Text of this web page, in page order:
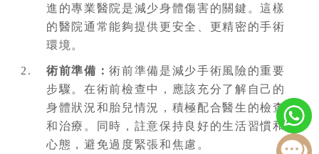
進的專業醫院是減少身體傷害的關鍵。這樣
的醫院通常能夠提供更安全、更精密的手術
環境。
術前準備：術前準備是減少手術風險的重要
步驟。在術前檢查中，應該充分了解自己的
身體狀況和胎兒情況，積極配合醫生的檢查
和治療。同時，註意保持良好的生活習慣和
心態，避免過度緊張和焦慮。